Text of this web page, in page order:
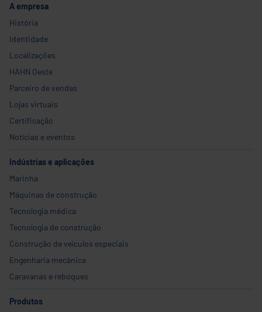
A empresa
História
Identidade
Localizações
HAHN Oeste
Parceiro de vendas
Lojas virtuais
Certificação
Notícias e eventos
Indústrias e aplicações
Marinha
Máquinas de construção
Tecnologia médica
Tecnologia de construção
Construção de veículos especiais
Engenharia mecânica
Caravanas e reboques
Produtos